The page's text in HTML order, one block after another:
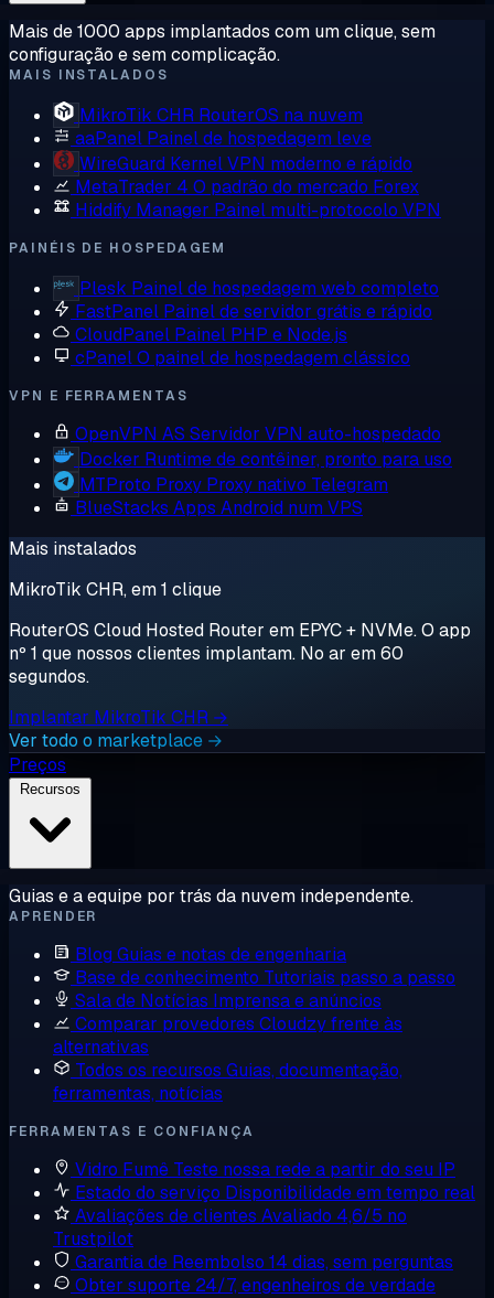
Mais de 1000 apps implantados com um clique, sem
configuração e sem complicação.
MAIS INSTALADOS
MikroTik CHR RouterOS na nuvem
aaPanel Painel de hospedagem leve
WireGuard Kernel VPN moderno e rápido
MetaTrader 4 O padrão do mercado Forex
Hiddify Manager Painel multi-protocolo VPN
PAINÉIS DE HOSPEDAGEM
Plesk Painel de hospedagem web completo
FastPanel Painel de servidor grátis e rápido
CloudPanel Painel PHP e Node.js
cPanelO painel de hospedagem clássico
VPN E FERRAMENTAS
OpenVPN AS Servidor VPN auto-hospedado
Docker Runtime de contêiner, pronto para uso
MTProto Proxy Proxy nativo Telegram
BlueStacks Apps Android num VPS
Mais instalados
MikroTik CHR, em 1 clique
RouterOS Cloud Hosted Router em EPYC + NVMe. O app
nº 1 que nossos clientes implantam. No ar em 60
segundos.
Implantar MikroTik CHR →
Ver todo o marketplace →
Preços
Guias e a equipe por trás da nuvem independente.
APRENDER
Blog Guias e notas de engenharia
Base de conhecimento Tutoriais passo a passo
Sala de Notícias Imprensa e anúncios
Comparar provedores Cloudzy frente às
alternativas
Todos os recursos Guias, documentação,
ferramentas, notícias
FERRAMENTAS E CONFIANÇA
Vidro Fumê Teste nossa rede a partir do seu IP
Estado do serviço Disponibilidade em tempo real
Avaliações de clientes Avaliado 4,6/5 no
Trustpilot
Garantia de Reembolso 14 dias, sem perguntas
Obter suporte 24/7, engenheiros de verdade